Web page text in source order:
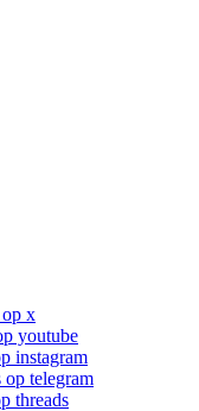
x
youtube
instagram
op telegram
threads